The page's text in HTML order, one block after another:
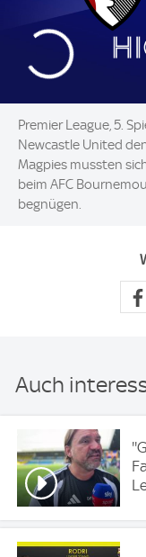
Premier League, 5.
Newcastle United
Magpies mussten
beim AFC
begnügen.
Auch